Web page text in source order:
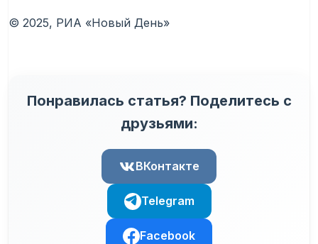
© 2025, РИА «Новый День»
Понравилась статья? Поделитесь с
друзьями:
ВКонтакте
Telegram
Facebook